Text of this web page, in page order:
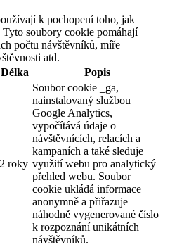
k pochopení toho, jak
soubory cookie pomáhají
počtu návštěvníků, míře
atd.
Délka Popis
2 roky
Soubor cookie _ga,
nainstalovaný službou
Google Analytics,
vypočítává údaje o
návštěvnících, relacích a
kampaních a také sleduje
využití webu pro analytický
přehled webu. Soubor
cookie ukládá informace
anonymně a přiřazuje
náhodně vygenerované číslo
k rozpoznání unikátních
návštěvníků.